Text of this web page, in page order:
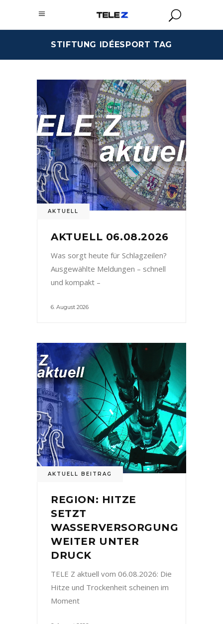
STIFTUNG IDÉESPORT TAG
AKTUELL
AKTUELL 06.08.2026
Was sorgt heute für Schlagzeilen?
Ausgewählte Meldungen – schnell
und kompakt –
6. August 2026
AKTUELL BEITRAG
REGION: HITZE
SETZT
WASSERVERSORGUNG
WEITER UNTER
DRUCK
TELE Z aktuell vom 06.08.2026: Die
Hitze und Trockenheit scheinen im
Moment